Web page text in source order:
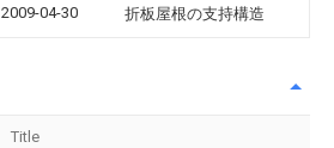
2009-04-30 折板屋根の支持構造
Title